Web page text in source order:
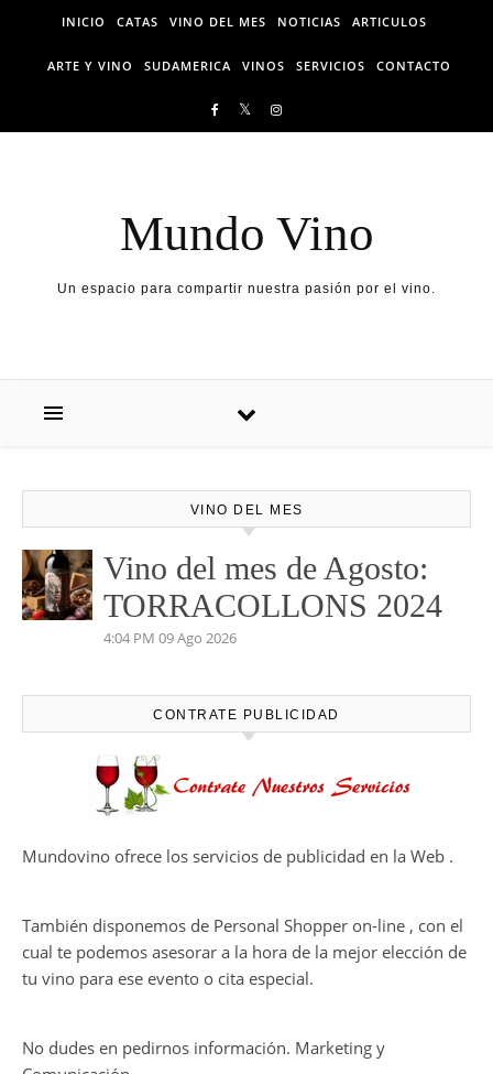
Skip to content
INICIO CATAS VINO DEL MES NOTICIAS ARTICULOS
ARTE Y VINO SUDAMERICA VINOS SERVICIOS CONTACTO
Mundo Vino
Un espacio para compartir nuestra pasión por el vino.
VINO DEL MES
Vino del mes de Agosto:
TORRACOLLONS 2024
4:04 PM 09 Ago 2026
CONTRATE PUBLICIDAD
Mundovino ofrece los servicios de publicidad en la Web .
También disponemos de Personal Shopper on-line , con el
cual te podemos asesorar a la hora de la mejor elección de
tu vino para ese evento o cita especial.
No dudes en pedirnos información. Marketing y